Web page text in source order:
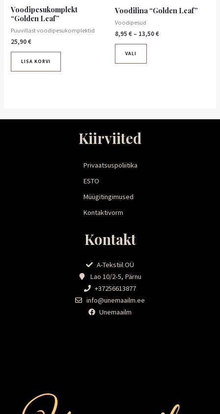
Voodipesukomplekt
“Golden Leaf”
Puuvillast voodipesukomplektid
25,90€
LISA KORVI
Voodilina “Golden Leaf”
Voodipesud
8,95 € – 13,50€
VALI
tootelehel.
Kiirviited
Privaatsuspoliitika
ESTO
Müügitingimused
Kontaktivorm
Kontakt
A-Tekstiil OÜ
Lao 10/2-5, Pärnu
+37256613877
info@unemaailm.ee
Unemaailm